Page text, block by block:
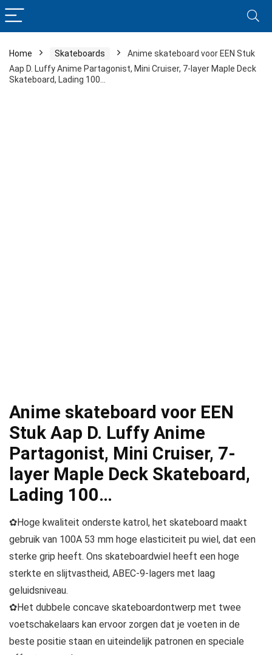
Home Skateboards
Anime skateboard voor EEN Stuk
Aap D. Luffy Anime Partagonist, Mini Cruiser, 7-layer Maple Deck
Skateboard, Lading 100…
Anime skateboard voor EEN
Stuk Aap D. Luffy Anime
Partagonist, Mini Cruiser, 7-
layer Maple Deck Skateboard,
Lading 100…
✿Hoge kwaliteit onderste katrol, het skateboard maakt
gebruik van 100A 53 mm hoge elasticiteit pu wiel, dat een
sterke grip heeft. Ons skateboardwiel heeft een hoge
sterkte en slijtvastheid, ABEC-9-lagers met laag
geluidsniveau.
✿Het dubbele concave skateboardontwerp met twee
voetschakelaars kan ervoor zorgen dat je voeten in de
beste positie staan ​​en uiteindelijk patronen en speciale